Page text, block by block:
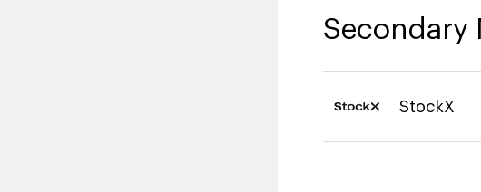
Secondary
StockX